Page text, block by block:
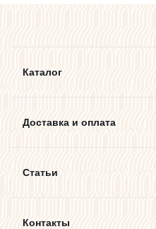
Каталог
Доставка и оплата
Статьи
Контакты